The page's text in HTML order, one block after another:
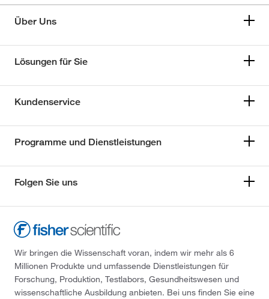
Über Uns
Lösungen für Sie
Kundenservice
Programme und Dienstleistungen
Folgen Sie uns
Wir bringen die Wissenschaft voran, indem wir mehr als 6
Millionen Produkte und umfassende Dienstleistungen für
Forschung, Produktion, Testlabors, Gesundheitswesen und
wissenschaftliche Ausbildung anbieten. Bei uns finden Sie eine